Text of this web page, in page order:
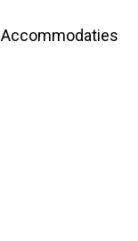
Accommodaties